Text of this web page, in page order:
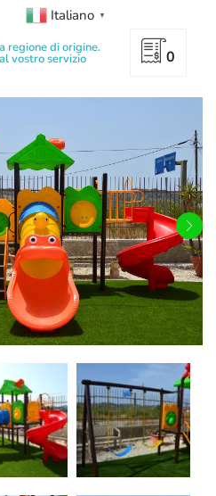
Italiano ▼
regione di origine.
vostro servizio 0